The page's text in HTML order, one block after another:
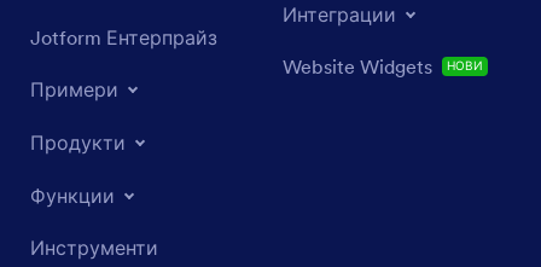
Jotform Ентерпрайз
Примери
Продукти
Функции
Инструменти
Интеграции
Website Widgets НОВИ